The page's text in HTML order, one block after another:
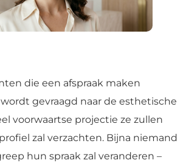
die een afspraak maken
wordt gevraagd naar de esthetische
voorwaartse projectie ze zullen
zal verzachten. Bijna niemand
hun spraak zal veranderen –